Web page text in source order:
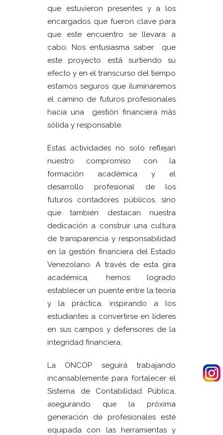
que estuvieron presentes y a los
encargados que fueron clave para
que este encuentro se llevara a
cabo. Nos entusiasma saber que
este proyecto está surtiendo su
efecto y en el transcurso del tiempo
estamos seguros que iluminaremos
el camino de futuros profesionales
hacia una gestión financiera más
sólida y responsable.
Estas actividades no solo reflejan
nuestro compromiso con la
formación académica y el
desarrollo profesional de los
futuros contadores públicos, sino
que también destacan nuestra
dedicación a construir una cultura
de transparencia y responsabilidad
en la gestión financiera del Estado
Venezolano. A través de esta gira
académica, hemos logrado
establecer un puente entre la teoría
y la práctica, inspirando a los
estudiantes a convertirse en líderes
en sus campos y defensores de la
integridad financiera.
La ONCOP seguirá trabajando
incansablemente para fortalecer el
Sistema de Contabilidad Pública,
asegurando que la próxima
generación de profesionales esté
equipada con las herramientas y